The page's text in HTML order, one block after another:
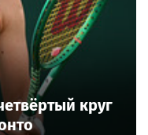
круг